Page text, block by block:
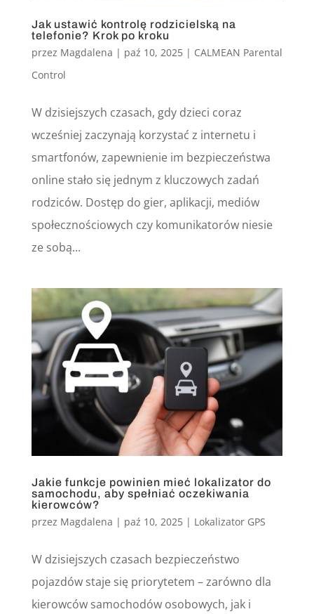
Jak ustawić kontrolę rodzicielską na
telefonie? Krok po kroku
przez Magdalena | paź 10, 2025| CALMEAN Parental
Control
W dzisiejszych czasach, gdy dzieci coraz
wcześniej zaczynają korzystać z internetu i
smartfonów, zapewnienie im bezpieczeństwa
online stało się jednym z kluczowych zadań
rodziców. Dostęp do gier, aplikacji, mediów
społecznościowych czy komunikatorów niesie
ze sobą...
Jakie funkcje powinien mieć lokalizator do
samochodu, aby spełniać oczekiwania
kierowców?
przez Magdalena | paź 10, 2025| Lokalizator GPS
W dzisiejszych czasach bezpieczeństwo
pojazdów staje się priorytetem – zarówno dla
kierowców samochodów osobowych, jak i